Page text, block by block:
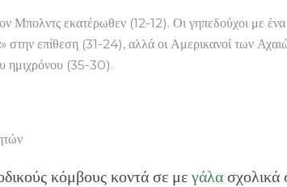
Μπολντς εκατέρωθεν (12-12). Οι γηπεδούχοι με
» στην επίθεση (31-24), αλλά οι Αμερικανοί των
ημιχρόνου (35-30).
κόμβους κοντά σε με γάλα σχολικά